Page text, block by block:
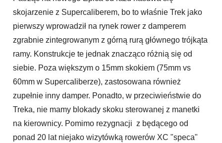
skojarzenie z Supercaliberem, bo to właśnie Trek jako
pierwszy wprowadził na rynek rower z damperem
zgrabnie zintegrowanym z górną rurą głównego trójkąta
ramy. Konstrukcje te jednak znacząco różnią się od
siebie. Poza większym o 15mm skokiem (75mm vs
60mm w Supercaliberze), zastosowana również
zupełnie inny damper. Ponadto, w przeciwieństwie do
Treka, nie mamy blokady skoku sterowanej z manetki
na kierownicy. Pomimo rezygnacji z będącego od
ponad 20 lat niejako wizytówką rowerów XC "speca"